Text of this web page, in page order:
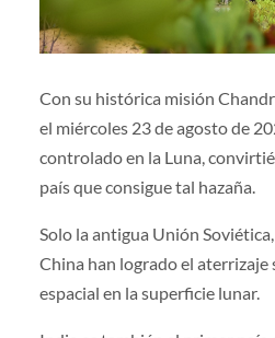
Con su histórica misión
el miércoles 23 de agosto de
controlado en la Luna,
país que consigue tal hazaña.
Solo la antigua Unión
China han logrado el aterrizaje
espacial en la superficie lunar.